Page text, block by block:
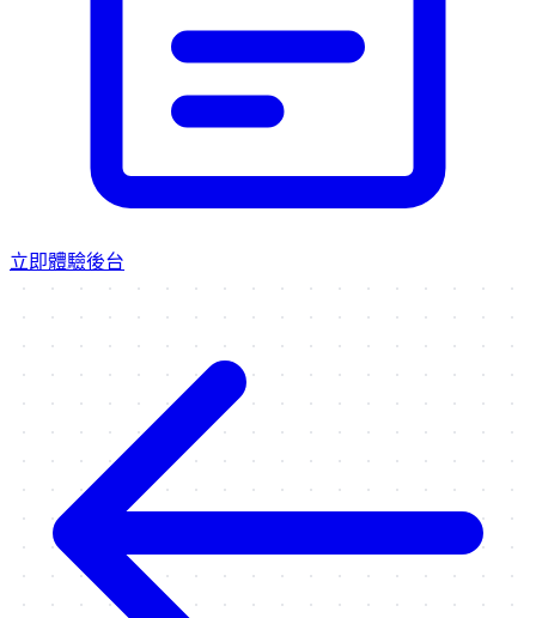
立即體驗後台